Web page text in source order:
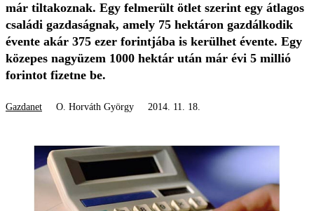
már tiltakoznak. Egy felmerült ötlet szerint egy átlagos
családi gazdaságnak, amely 75 hektáron gazdálkodik
évente akár 375 ezer forintjába is kerülhet évente. Egy
közepes nagyüzem 1000 hektár után már évi 5 millió
forintot fizetne be.
Gazdanet O. Horváth György 2014. 11. 18.